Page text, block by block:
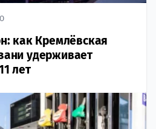
как Кремлёвская
удерживает
лет